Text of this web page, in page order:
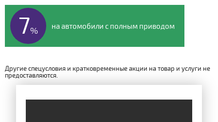
7% на автомобили с полным приводом
Другие спецусловия и кратковременные акции на товар и услуги не
предоставляются.